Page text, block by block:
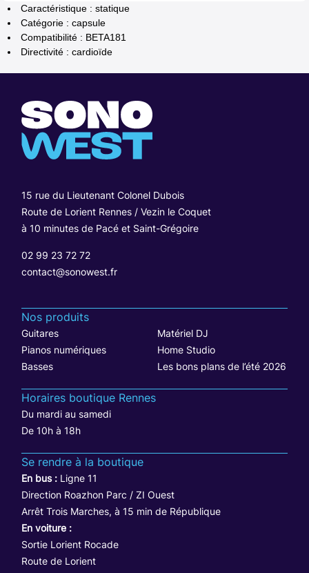
Caractéristique : statique
Catégorie : capsule
Compatibilité : BETA181
Directivité : cardioïde
15 rue du Lieutenant Colonel Dubois
Route de Lorient Rennes / Vezin le Coquet
à 10 minutes de Pacé et Saint-Grégoire
02 99 23 72 72
contact@sonowest.fr
Nos produits
Guitares
Matériel DJ
Pianos numériques
Home Studio
Basses
Les bons plans de l’été 2026
Horaires boutique Rennes
Du mardi au samedi
De 10h à 18h
Se rendre à la boutique
En bus : Ligne 11
Direction Roazhon Parc / ZI Ouest
Arrêt Trois Marches, à 15 min de République
En voiture :
Sortie Lorient Rocade
Route de Lorient